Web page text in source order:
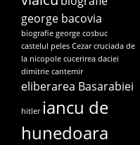
george bacovia
biografie george cosbuc
castelul peles Cezar cruciada de
la nicopole cucerirea daciei
dimitrie cantemir
eliberarea Basarabiei
hitler iancu de
hunedoara